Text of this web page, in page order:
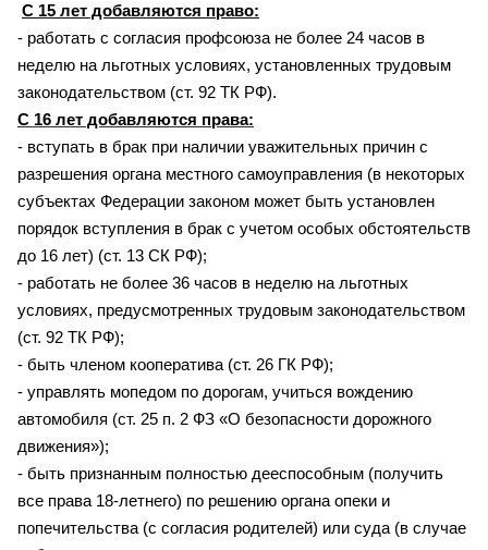
С 15 лет добавляются право:
- работать с согласия профсоюза не более 24 часов в
неделю на льготных условиях, установленных трудовым
законодательством (ст. 92 ТК РФ).
С 16 лет добавляются права:
- вступать в брак при наличии уважительных причин с
разрешения органа местного самоуправления (в некоторых
субъектах Федерации законом может быть установлен
порядок вступления в брак с учетом особых обстоятельств
до 16 лет) (ст. 13 СК РФ);
- работать не более 36 часов в неделю на льготных
условиях, предусмотренных трудовым законодательством
(ст. 92 ТК РФ);
- быть членом кооператива (ст. 26 ГК РФ);
- управлять мопедом по дорогам, учиться вождению
автомобиля (ст. 25 п. 2 ФЗ «О безопасности дорожного
движения»);
- быть признанным полностью дееспособным (получить
все права 18-летнего) по решению органа опеки и
попечительства (с согласия родителей) или суда (в случае